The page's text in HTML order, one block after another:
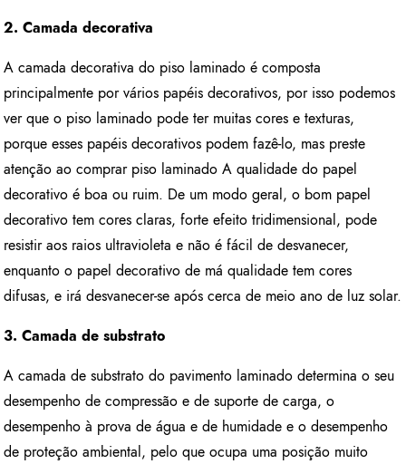
2. Camada decorativa
A camada decorativa do piso laminado é composta
principalmente por vários papéis decorativos, por isso podemos
ver que o piso laminado pode ter muitas cores e texturas,
porque esses papéis decorativos podem fazê-lo, mas preste
atenção ao comprar piso laminado A qualidade do papel
decorativo é boa ou ruim. De um modo geral, o bom papel
decorativo tem cores claras, forte efeito tridimensional, pode
resistir aos raios ultravioleta e não é fácil de desvanecer,
enquanto o papel decorativo de má qualidade tem cores
difusas, e irá desvanecer-se após cerca de meio ano de luz solar.
3. Camada de substrato
A camada de substrato do pavimento laminado determina o seu
desempenho de compressão e de suporte de carga, o
desempenho à prova de água e de humidade e o desempenho
de proteção ambiental, pelo que ocupa uma posição muito